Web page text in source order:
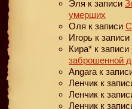
Эля к записи
умерших
Оля к записи
Игорь к записи
Кира* к записи
заброшенной
Angara к
Ленчик к
Ленчик к
Ленчик к